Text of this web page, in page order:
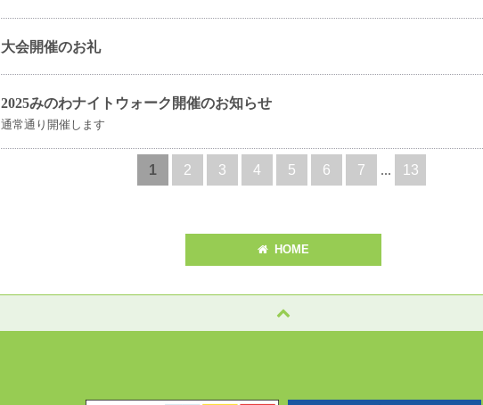
大会開催のお礼
2025みのわナイトウォーク開催のお知らせ
通常通り開催します
1 2 3 4 5 6 7 ... 13
HOME